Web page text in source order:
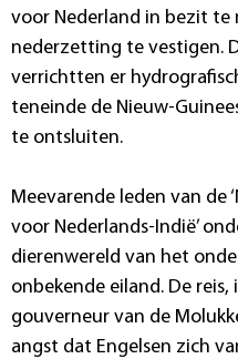
voor Nederland in bezit te
nederzetting te vestigen.
verrichtten er
teneinde de Nieuw-
te ontsluiten.
Meevarende leden van de
voor Nederlands-Indië’
dierenwereld van het
onbekende eiland. De
gouverneur van de
angst dat Engelsen zich